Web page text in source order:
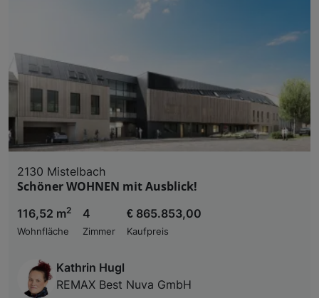
2130 Mistelbach
Schöner WOHNEN mit Ausblick!
116,52 m2
Wohnfläche
4
Zimmer
€ 865.853,00
Kaufpreis
Kathrin Hugl
REMAX Best Nuva GmbH